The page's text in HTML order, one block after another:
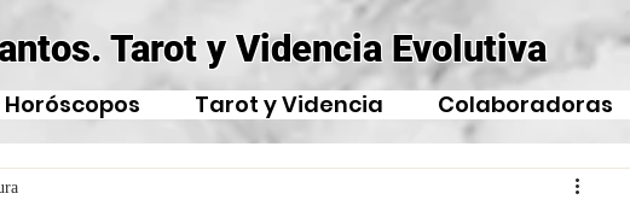
Tarot y Videncia Evolutiva
Horóscopos Tarot y Videncia Colaboradoras